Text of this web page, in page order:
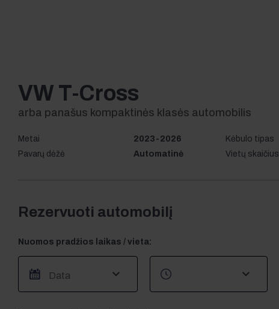
VW T-Cross
Metai 2023-2026 Kėbulo tipas
Pavarų dėžė
Automatinė Vietų skaičius
Rezervuoti automobilį
Nuomos pradžios laikas / vieta: